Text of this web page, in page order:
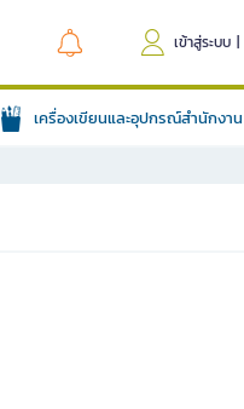
เข้าสู่ระบบ |
เครื่องเขียนและอุปกรณ์สำนักงาน